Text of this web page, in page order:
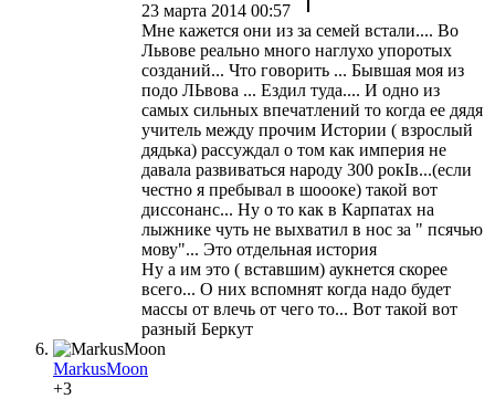
23 марта 2014 00:57
Мне кажется они из за семей встали.... Во
Львове реально много наглухо упоротых
созданий... Что говорить ... Бывшая моя из
подо ЛЬвова ... Ездил туда.... И одно из
самых сильных впечатлений то когда ее дядя
учитель между прочим Истории ( взрослый
дядька) рассуждал о том как империя не
давала развиваться народу 300 рокIв...(если
честно я пребывал в шоооке) такой вот
диссонанс... Ну о то как в Карпатах на
лыжнике чуть не выхватил в нос за " псячью
мову"... Это отдельная история
Ну а им это ( вставшим) аукнется скорее
всего... О них вспомнят когда надо будет
массы от влечь от чего то... Вот такой вот
разный Беркут
MarkusMoon
+3